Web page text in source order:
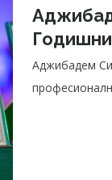
Аджибадем